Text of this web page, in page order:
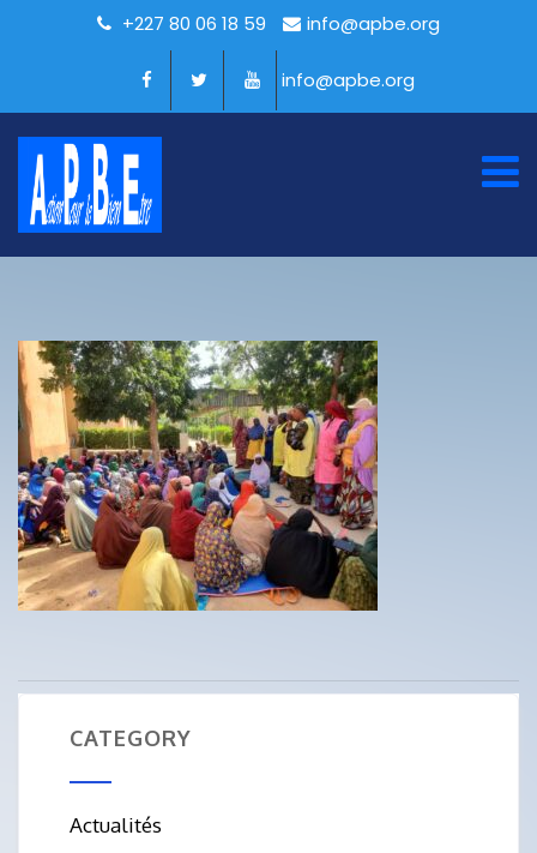
+227 80 06 18 59 info@apbe.org
info@apbe.org
CATEGORY
Actualités